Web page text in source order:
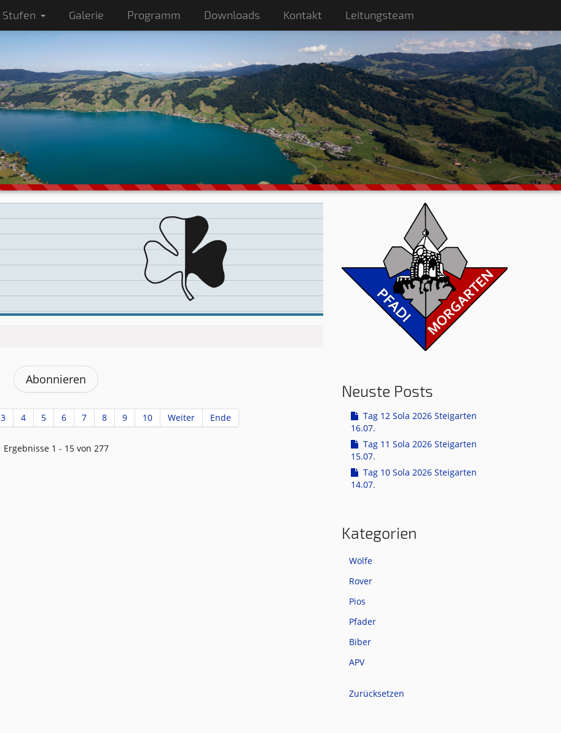
Stufen Galerie Programm Downloads Kontakt Leitungsteam
Abonnieren
3 4 5 6 7 8 9 10 Weiter Ende
Ergebnisse 1 - 15 von 277
Neuste Posts
Tag 12 Sola 2026 Steigarten
16.07.
Tag 11 Sola 2026 Steigarten
15.07.
Tag 10 Sola 2026 Steigarten
14.07.
Kategorien
Wölfe
Rover
Pios
Pfader
Biber
APV
Zurücksetzen